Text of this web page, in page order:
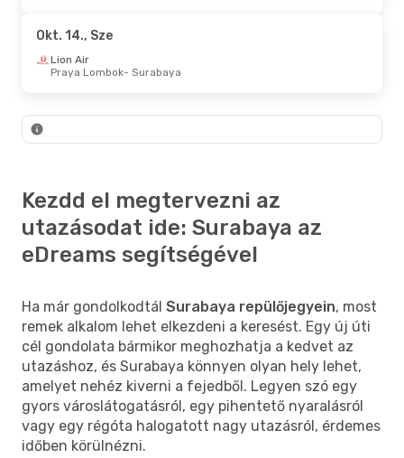
Superairjet
Surabaya- Labuan Bajo
Surabaya- Budapest
Okt. 14., Sze
Lion Air
Praya Lombok- Surabaya
Kezdd el megtervezni az
utazásodat ide: Surabaya az
eDreams segítségével
Ha már gondolkodtál Surabaya repülőjegyein, most
remek alkalom lehet elkezdeni a keresést. Egy új úti
cél gondolata bármikor meghozhatja a kedvet az
utazáshoz, és Surabaya könnyen olyan hely lehet,
amelyet nehéz kiverni a fejedből. Legyen szó egy
gyors városlátogatásról, egy pihentető nyaralásról
vagy egy régóta halogatott nagy utazásról, érdemes
időben körülnézni.